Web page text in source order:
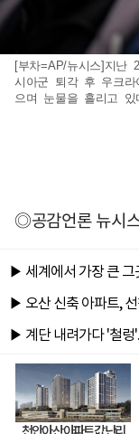
[부차=AP/뉴시스]지난
시아군 퇴각 후 우크
으며 눈물을 흘리고 있
◎공감언론 뉴시